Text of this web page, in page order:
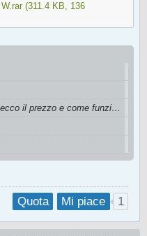
(311.4 KB, 136
Zona DAZN sbarca su Tivùsat: ecco il prezzo e come funziona
Quota Mi piace 1